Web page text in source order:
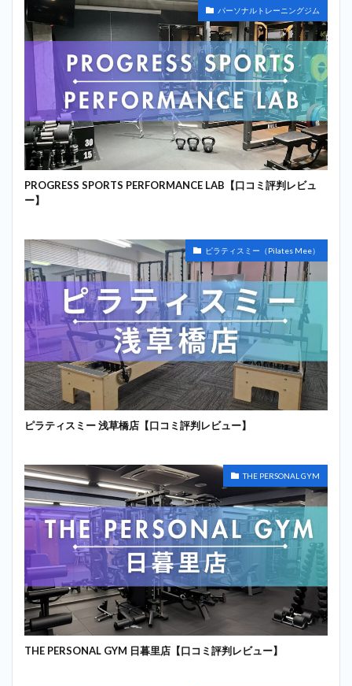
パーソナルトレーニングジム
PROGRESS SPORTS PERFORMANCE LAB【口コミ評判レビュ
ー】
ピラティスミー（Pilates Mee）
ピラティスミー 浅草橋店【口コミ評判レビュー】
THE PERSONAL GYM
THE PERSONAL GYM 日暮里店【口コミ評判レビュー】